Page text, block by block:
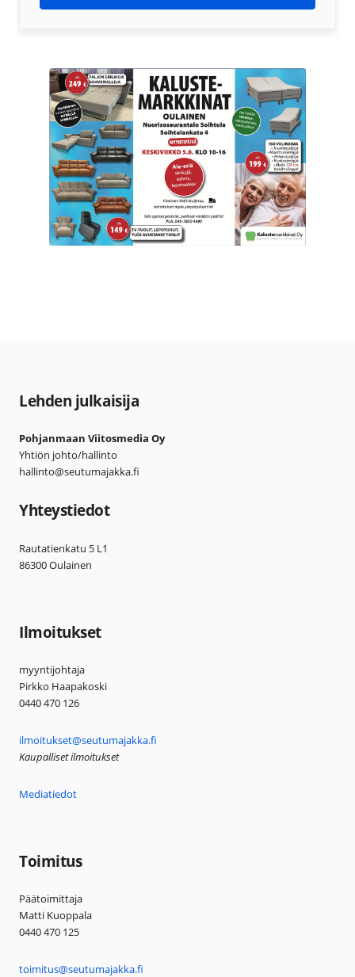
Lehden julkaisija
Pohjanmaan Viitosmedia Oy
Yhtiön johto/hallinto
hallinto@seutumajakka.fi
Yhteystiedot
Rautatienkatu 5 L1
86300 Oulainen
Ilmoitukset
myyntijohtaja
Pirkko Haapakoski
0440 470 126
ilmoitukset@seutumajakka.fi
Kaupalliset ilmoitukset
Mediatiedot
Toimitus
Päätoimittaja
Matti Kuoppala
0440 470 125
toimitus@seutumajakka.fi